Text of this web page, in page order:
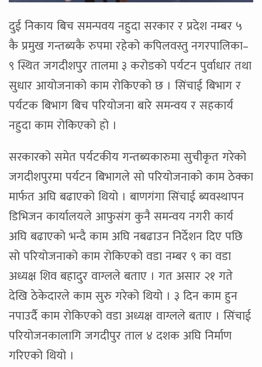
दुई निकाय बिच समन्पवय नहुदा सरकार र प्रदेश नम्बर ५
कै प्रमुख गन्तब्यकै रुपमा रहेको कपिलवस्तु नगरपालिका–
९ स्थित जगदीशपुर तालमा ३ करोडको पर्यटन पुर्वाधार तथा
सुधार आयोजनाको काम रोकिएको छ । सिंचाई बिभाग र
पर्यटक बिभाग बिच परियोजना बारे समन्वय र सहकार्य
नहुदा काम रोकिएको हो ।
सरकारको समेत पर्यटकीय गन्तब्यकारुमा सुचीकृत गरेको
जगदीशपुरमा पर्यटन बिभागले सो परियोजनाको काम ठेक्का
मार्फत अघि बढाएको थियो । बाणगंगा सिंचाई ब्यवस्थापन
डिभिजन कार्यालयले आफुसंग कुनै समन्वय नगरी कार्य
अघि बढाएको भन्दै काम अघि नबढाउन निर्देशन दिए पछि
सो परियोजनाको काम रोकिएको वडा नम्बर ९ का वडा
अध्यक्ष शिव बहादुर वाग्लले बताए । गत असार २१ गते
देखि ठेकेदारले काम सुरु गरेको थियो । ३ दिन काम हुन
नपाउर्दै काम रोकिएको वडा अध्यक्ष वाग्लले बताए । सिंचाई
परियोजनकालागि जगदीपुर ताल ४ दशक अघि निर्माण
गरिएको थियो ।